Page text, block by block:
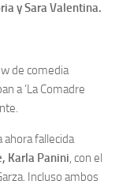
y Sara Valentina.
de comedia
a ‘La Comadre
ahora fallecida
Karla Panini, con el
Incluso ambos